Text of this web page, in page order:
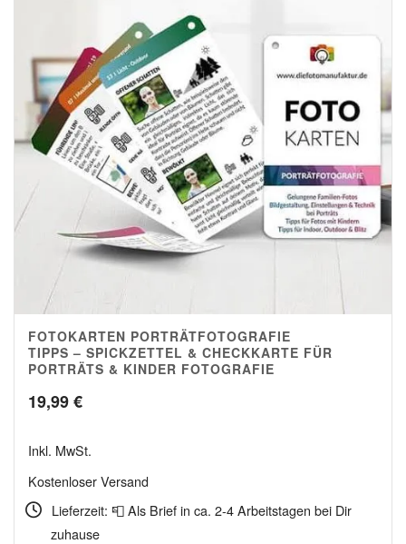
4.95
FOTOKARTEN PORTRÄTFOTOGRAFIE
TIPPS – SPICKZETTEL & CHECKKARTE FÜR
PORTRÄTS & KINDER FOTOGRAFIE
19,99€
Inkl. MwSt.
Kostenloser Versand
Lieferzeit: 📮 Als Brief in ca. 2-4 Arbeitstagen bei Dir
zuhause